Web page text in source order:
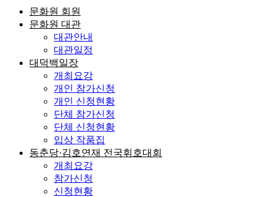
문화원 회원
문화원 대관
대관안내
대관일정
대덕백일장
개최요강
개인 참가신청
개인 신청현황
단체 참가신청
단체 신청현황
입상 작품집
동춘당·김호연재 전국휘호대회
개최요강
참가신청
신청현황